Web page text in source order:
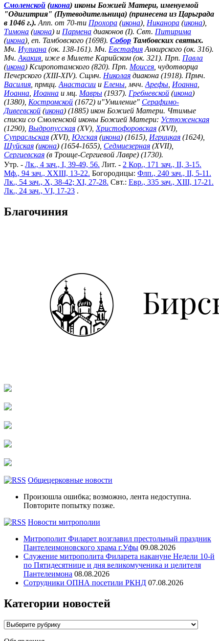
Смоленской (икона) иконы Божией Матери, именуемой
"Одигитрия" (Путеводительница) (принесена из Царьграда
в 1046 г.). Апп. от 70-ти Прохора (икона), Никанора (икона),
Тимона (икона) и Пармена диаконов (I). Свт. Питирима
(икона), еп. Тамбовского (1698). Собор Тамбовских святых.
Мч. Иулиана (ок. 138-161). Мч. Евстафия Анкирского (ок. 316).
Мч. Акакия , иже в Милете Карийском (ок. 321). Прп. Павла
(икона) Ксиропотамского (820). Прп. Моисея , чудотворца
Печерского (XIII-XIV). Сщмч. Николая диакона (1918). Прмч.
Василия , прмцц. Анастасии и Елены , мчч. Арефы Иоанна
Иоанна Иоанна и мц. Мавры (1937). Гребневской (икона)
(1380), Костромской (1672) и"Умиление" Серафимо-
Дивеевской (икона) (1885) икон Божией Матери. Чтимые
списки со Смоленской иконы Божией Матери: Устюженская
(1290), Выдропусская (XV), Христофоровская (XVI),
Супрасльская (XVI), Югская (икона) (1615), Игрицкая (1624),
Шуйская (икона) (1654-1655), Седмиезерная (XVII),
Сергиевская (в Троице-Сергиевой Лавре) (1730).
Утр. - Лк., 4 зач., I, 39-49, 56. Лит. - 2 Кор., 171 зач., II, 3-15.
Мф., 94 зач., XXIII, 13-22. Богородицы: Флп., 240 зач., II, 5-11.
Лк., 54 зач., X, 38-42; XI, 27-28. Свт.: Евр., 335 зач., XIII, 17-21.
Лк., 24 зач., VI, 17-23 .
Благочиния
Общецерковные новости
Произошла ошибка; возможно, лента недоступна.
Повторите попытку позже.
Новости митрополии
Митрополит Филарет возглавил престольный праздник
Пантелеимоновского храма г.Уфы 09.08.2026
Служение митрополита Филарета накануне Недели 10-й
по Пятидесятнице и дня великомученика и целителя
Пантелеимона 08.08.2026
Сотрудники ОПНА посетили РКНД 07.08.2026
Категории новостей
Категории